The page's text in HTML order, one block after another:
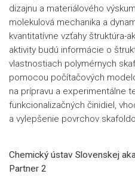
dizajnu a materiálového
molekulová mechanika a
kvantitatívne vzťahy štruktúra-
aktivity budú informácie o
vlastnostiach polymérnych
pomocou počítačových
na prípravu a experimentálne
funkcionalizačných činidiel,
a vylepšenie povrchov
Chemický ústav Slovenskej
Partner 2